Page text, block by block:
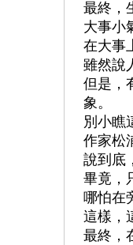
最終，
大事小
在大事
雖然說
但是，
象。
別小瞧
作家松
說到底
畢竟，
哪怕在
這樣，
最終，